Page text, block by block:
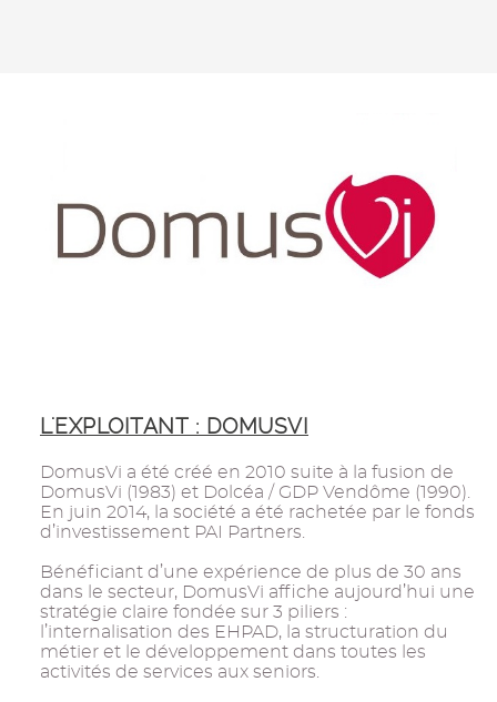
L'EXPLOITANT : DOMUSVI
DomusVi a été créé en 2010 suite à la fusion de
DomusVi (1983) et Dolcéa / GDP Vendôme (1990).
En juin 2014, la société a été rachetée par le fonds
d’investissement PAI Partners.
Bénéficiant d’une expérience de plus de 30 ans
dans le secteur, DomusVi affiche aujourd’hui une
stratégie claire fondée sur 3 piliers :
l’internalisation des EHPAD, la structuration du
métier et le développement dans toutes les
activités de services aux seniors.